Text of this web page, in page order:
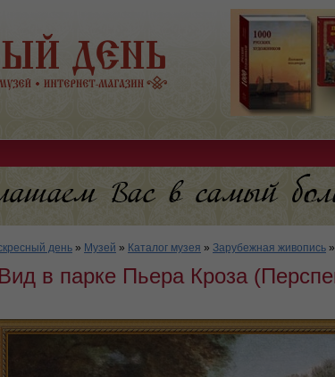
день » Музей » Каталог музея » Зарубежная живопись »
Вид в парке Пьера Кроза